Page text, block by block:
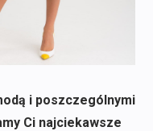
i poszczególnymi
Ci najciekawsze